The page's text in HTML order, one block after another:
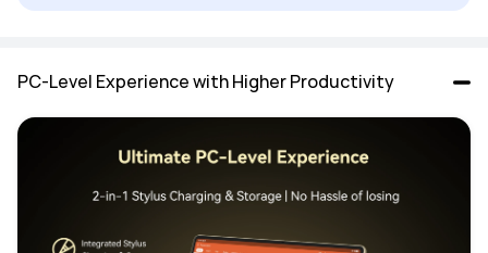
PC-Level Experience with Higher Productivity